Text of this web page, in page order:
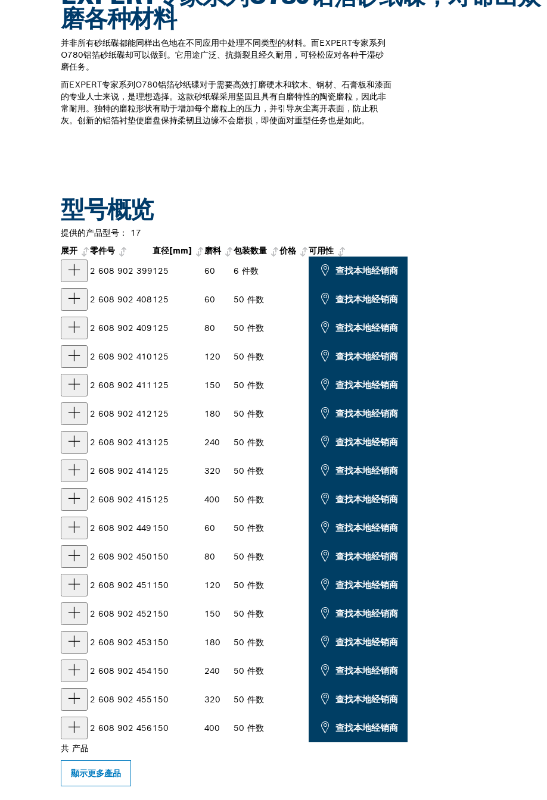
磨各种材料
并非所有砂纸碟都能同样出色地在不同应用中处理不同类型的材料。而EXPERT专家系列
O780铝箔砂纸碟却可以做到。它用途广泛、抗撕裂且经久耐用，可轻松应对各种干湿砂
磨任务。
而EXPERT专家系列O780铝箔砂纸碟对于需要高效打磨硬木和软木、钢材、石膏板和漆面
的专业人士来说，是理想选择。这款砂纸碟采用坚固且具有自磨特性的陶瓷磨粒，因此非
常耐用。独特的磨粒形状有助于增加每个磨粒上的压力，并引导灰尘离开表面，防止积
灰。创新的铝箔衬垫使磨盘保持柔韧且边缘不会磨损，即使面对重型任务也是如此。
型号概览
提供的产品型号：
17
展开
零件号 直径[mm] 磨料 包装数量 价格
可用性
2 608 902 399125 60 6 件数 查找本地经销商
2 608 902 408125 60 50 件数 查找本地经销商
2 608 902 409125 80 50 件数 查找本地经销商
2 608 902 410125 120 50 件数 查找本地经销商
2 608 902 411 125 150 50 件数 查找本地经销商
2 608 902 412125 180 50 件数 查找本地经销商
2 608 902 413125 240 50 件数 查找本地经销商
2 608 902 414125 320 50 件数 查找本地经销商
2 608 902 415125 400 50 件数 查找本地经销商
2 608 902 449 150 60 50 件数 查找本地经销商
2 608 902 450150 80 50 件数 查找本地经销商
2 608 902 451 150 120 50 件数 查找本地经销商
2 608 902 452150 150 50 件数 查找本地经销商
2 608 902 453150 180 50 件数 查找本地经销商
2 608 902 454150 240 50 件数 查找本地经销商
2 608 902 455150 320 50 件数 查找本地经销商
2 608 902 456150 400 50 件数 查找本地经销商
共 产品
顯示更多產品